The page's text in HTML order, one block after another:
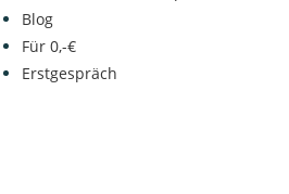
Blog
Für 0,-€
Erstgespräch